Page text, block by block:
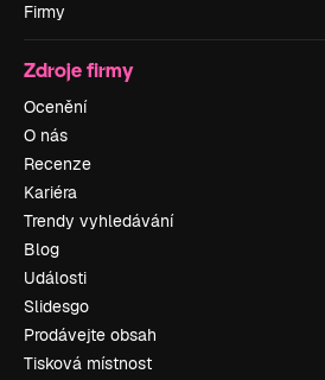
Firmy
Zdroje firmy
Ocenění
O nás
Recenze
Kariéra
Trendy vyhledávání
Blog
Události
Slidesgo
Prodávejte obsah
Tisková místnost